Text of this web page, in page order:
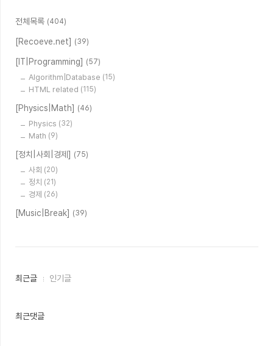
전체목록 (404)
[Recoeve.net] (39)
[IT|Programming] (57)
Algorithm|Database (15)
HTML related (115)
[Physics|Math] (46)
Physics (32)
Math (9)
[정치|사회|경제] (75)
사회 (20)
정치 (21)
경제 (26)
[Music|Break] (39)
최
인
최근글 인기글
최근댓글